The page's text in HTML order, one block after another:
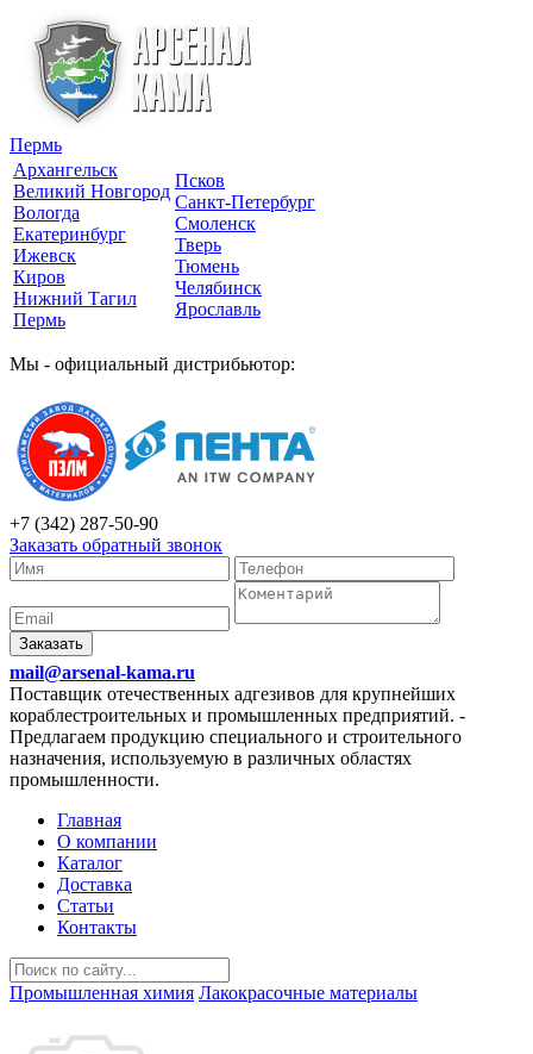
Пермь
Архангельск
Великий Новгород
Вологда
Екатеринбург
Ижевск
Киров
Нижний Тагил
Пермь
Псков
Санкт-Петербург
Смоленск
Тверь
Тюмень
Челябинск
Ярославль
Мы - официальный дистрибьютор:
+7 (342) 287-50-90
Заказать обратный звонок
Заказать
mail@arsenal-kama.ru
Поставщик отечественных адгезивов для крупнейших
кораблестроительных и промышленных предприятий. -
Предлагаем продукцию специального и строительного
назначения, используемую в различных областях
промышленности.
Главная
О компании
Каталог
Доставка
Статьи
Контакты
Промышленная химия Лакокрасочные материалы